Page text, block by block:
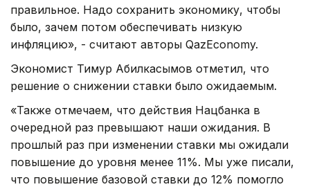
правильное. Надо сохранить экономику, чтобы
было, зачем потом обеспечивать низкую
инфляцию», - считают авторы QazEconomy.
Экономист Тимур Абилкасымов отметил, что
решение о снижении ставки было ожидаемым.
«Также отмечаем, что действия Нацбанка в
очередной раз превышают наши ожидания. В
прошлый раз при изменении ставки мы ожидали
повышение до уровня менее 11%. Мы уже писали,
что повышение базовой ставки до 12% помогло